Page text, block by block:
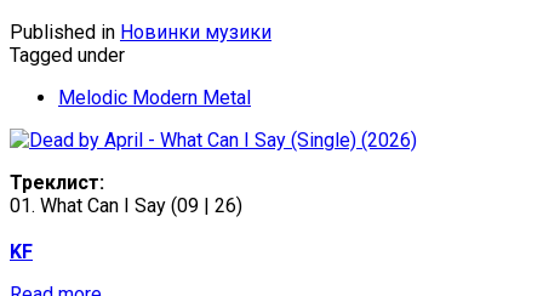
Published in Новинки музики
Tagged under
Melodic Modern Metal
Треклист:
01. What Can I Say (09 | 26)
KF